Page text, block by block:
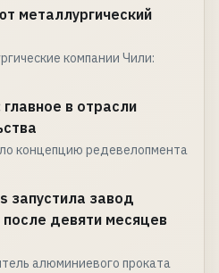
металлургический
компании Чили:
в отрасли
концепцию редевелопмента
запустила завод
девяти месяцев
алюминиевого проката